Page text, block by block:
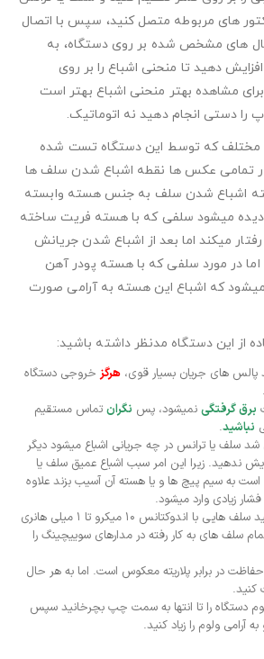
های مربوطه متصل کنید، سپس با اتصال
های مشخص شده بر روی دستگاه، به
دهید تا منحنی اشباع را بر روی
مشاهده بهتر منحنی اشباع بهتر است
دستی انجام دهید نه اتوماتیک.
مختلف که توسط این دستگاه تست شده
تمامی عکس ها نقطه اشباع شدن سلف ها
اشباع شدن سلف به جنس هسته وابسته
دیده میشود سلفی که با هسته فریت ساخته
میکند اما بعد از اشباع شدن جریانش
در مورد سلفی که با هسته پودر آهن
که اشباع این هسته به آرامی صورت
از این دستگاه مدنظر داشته باشید:
پالس های جریان بسیار قوی، هرگزخروجی دستگاه
برق گرفتگینمیشود، پس نگرانتماس مستقیم
نباشید.
سلف یا ترانس در چه جریانی اشباع میشود دیگر
ندهید. زیرا این امر سبب اشباع عمیق سلف یا
به سیم پیچ ها و یا هسته آن آسیب بزند علاوه
فشار زیادی وارد میشود.
با این دستگاه میتوانید سلف هایی با اندوکتانس 10 میکرو تا 1 میلی هانری
سلف های به کار رفته در مدارهای سوییچینگ را
در برابر پلاریته معکوس است. اما به هر حال
کنید.
دستگاه را تا انتها به سمت چپ بچرخانید سپس
آرامی ولوم را زیاد کنید.